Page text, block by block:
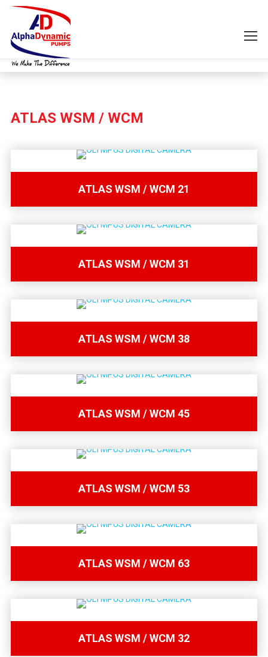
ATLAS WSM / WCM
ATLAS WSM / WCM 21
ATLAS WSM / WCM 31
ATLAS WSM / WCM 38
ATLAS WSM / WCM 45
ATLAS WSM / WCM 53
ATLAS WSM / WCM 63
ATLAS WSM / WCM 32